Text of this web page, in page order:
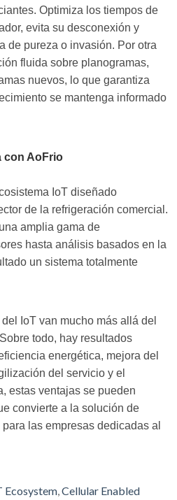
Optimiza los tiempos de
evita su desconexión y
de pureza o invasión. Por otra
fluida sobre planogramas,
nuevos, lo que garantiza
se mantenga informado
con AoFrio
IoT diseñado
de la refrigeración comercial.
amplia gama de
hasta análisis basados en la
un sistema totalmente
IoT van mucho más allá del
todo, hay resultados
energética, mejora del
del servicio y el
estas ventajas se pueden
convierte a la solución de
las empresas dedicadas al
Ecosystem,Cellular Enabled